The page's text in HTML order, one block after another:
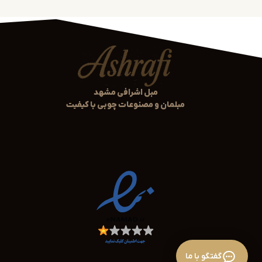
تنوع مدلها برای هر سلیقهای
در این دست هبندی میتوانید مدلهای متنوعی از سرویس
تخت خواب دو نفره با باکس و کشو
ست کامل شامل میز پاتختی، کمد و میز آرایش
خدمات اختصاصی برای مشتریان
اگر ساکن مشهد هستید، از خدمات ویژه ما بهرهمند میشوید:
بازدید حضوری از شوروم برای دیدن کیفیت واقعی کار
مشاوره رایگان با طراح داخلی برای انتخاب بهتر
مبل اشرافی مشهد
مبلمان و مصنوعات چوبی با کیفیت
گفتگو با ما